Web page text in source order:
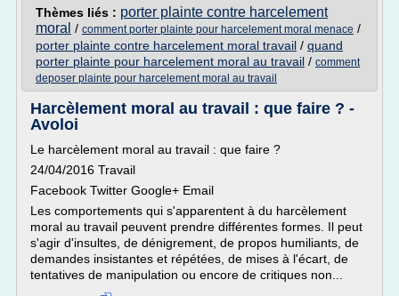
Thèmes liés : porter plainte contre harcelement
moral / comment porter plainte pour harcelement moral menace /
porter plainte contre harcelement moral travail / quand
porter plainte pour harcelement moral au travail / comment
deposer plainte pour harcelement moral au travail
Harcèlement moral au travail : que faire ? -
Avoloi
Le harcèlement moral au travail : que faire ?
24/04/2016 Travail
Facebook Twitter Google+ Email
Les comportements qui s'apparentent à du harcèlement
moral au travail peuvent prendre différentes formes. Il peut
s'agir d'insultes, de dénigrement, de propos humiliants, de
demandes insistantes et répétées, de mises à l'écart, de
tentatives de manipulation ou encore de critiques non...